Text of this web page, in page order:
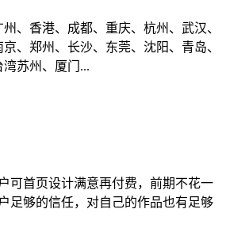
、香港、成都、重庆、杭州、武汉、
、郑州、长沙、东莞、沈阳、青岛、
苏州、厦门...
可首页设计满意再付费，前期不花一
足够的信任，对自己的作品也有足够